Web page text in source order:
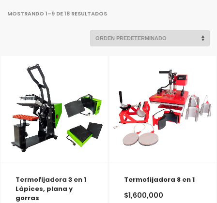
MOSTRANDO 1–9 DE 18 RESULTADOS
Termofijadora 3 en 1
Lápices, plana y
gorras
Termofijadora 8 en 1
$1,600,000